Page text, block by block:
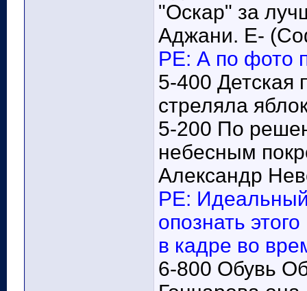
"Оскар" за
Аджани. Е-
РЕ: А по фото
5-400 Детская
стреляла
5-200 По
небесным
Александр
РЕ:
опознать
в кадре во
6-800 Обувь